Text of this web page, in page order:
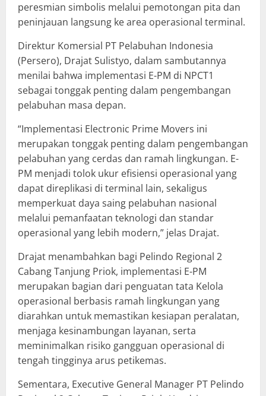
peresmian simbolis melalui pemotongan pita dan
peninjauan langsung ke area operasional terminal.
Direktur Komersial PT Pelabuhan Indonesia
(Persero), Drajat Sulistyo, dalam sambutannya
menilai bahwa implementasi E-PM di NPCT1
sebagai tonggak penting dalam pengembangan
pelabuhan masa depan.
“Implementasi Electronic Prime Movers ini
merupakan tonggak penting dalam pengembangan
pelabuhan yang cerdas dan ramah lingkungan. E-
PM menjadi tolok ukur efisiensi operasional yang
dapat direplikasi di terminal lain, sekaligus
memperkuat daya saing pelabuhan nasional
melalui pemanfaatan teknologi dan standar
operasional yang lebih modern,” jelas Drajat.
Drajat menambahkan bagi Pelindo Regional 2
Cabang Tanjung Priok, implementasi E-PM
merupakan bagian dari penguatan tata Kelola
operasional berbasis ramah lingkungan yang
diarahkan untuk memastikan kesiapan peralatan,
menjaga kesinambungan layanan, serta
meminimalkan risiko gangguan operasional di
tengah tingginya arus petikemas.
Sementara, Executive General Manager PT Pelindo